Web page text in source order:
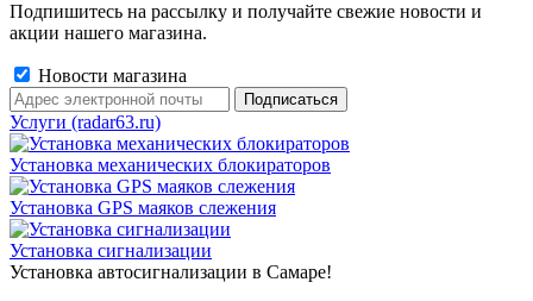
Подпишитесь на рассылку и получайте свежие новости и
акции нашего магазина.
Новости магазина
Услуги (radar63.ru)
Установка механических блокираторов
Установка GPS маяков слежения
Установка сигнализации
Установка автосигнализации в Самаре!